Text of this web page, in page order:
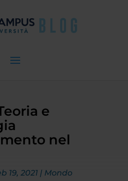
e
nel
19, 2021| Mondo